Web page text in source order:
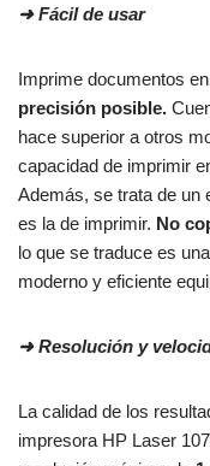
➜ Fácil de usar
Imprime documentos
precisión posible.
hace superior a otros
capacidad de imprimir
Además, se trata de un
es la de imprimir. No
lo que se traduce es
moderno y eficiente
➜ Resolución y
La calidad de los
impresora HP Laser